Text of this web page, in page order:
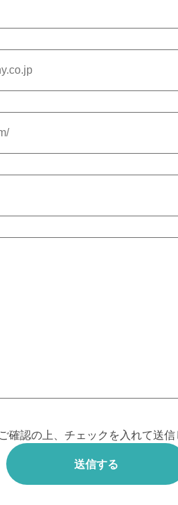
確認の上、チェックを入れて送信